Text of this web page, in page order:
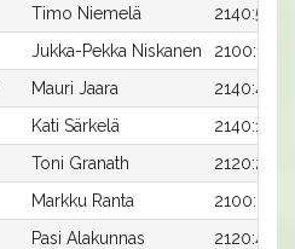
Timo Niemelä
2140:5
Jukka-Pekka Niskanen
2100:1
Mauri Jaara
2140:4
Kati Särkelä
2140:1
Toni Granath
2120:2
Markku Ranta
2100:2
Pasi Alakunnas
2120:4